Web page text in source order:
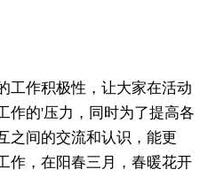
作积极性，让大家在活动
作的'压力，同时为了提高各
之间的交流和认识，能更
作，在阳春三月，春暖花开